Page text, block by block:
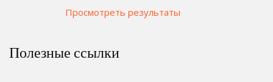
Просмотреть результаты
Полезные ссылки